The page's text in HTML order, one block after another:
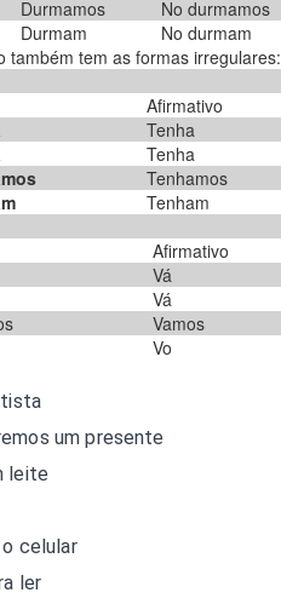
Durmamos No durmamos
Durmam No durmam
também tem as formas irregulares:
Afirmativo
Tenha
Tenha
Tenhamos
Tenham
Afirmativo
Vá
Vá
Vamos
Vo
um presente
leite
celular
ler